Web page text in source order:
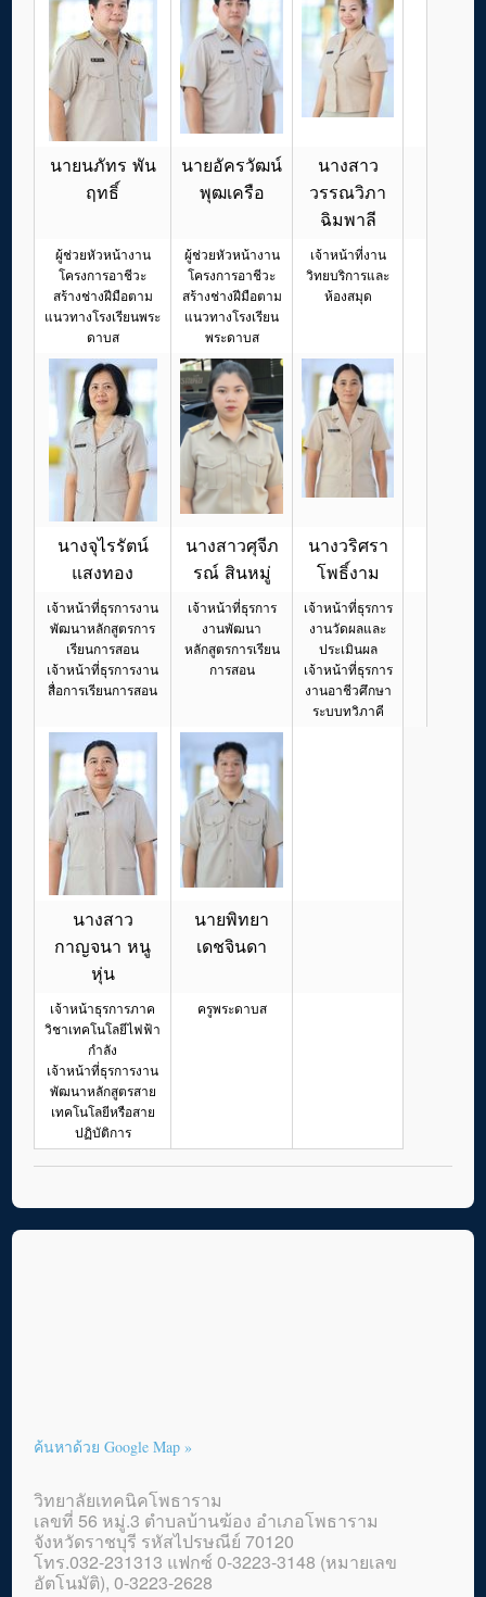
นายนภัทร พัน
ฤทธิ์
นายอัครวัฒน์
พุฒเครือ
นางสาว
วรรณวิภา
ฉิมพาลี
ผู้ช่วยหัวหน้างาน
โครงการอาชีวะ
สร้างช่างฝีมือตาม
แนวทางโรงเรียนพระ
ดาบส
ผู้ช่วยหัวหน้างาน
โครงการอาชีวะ
สร้างช่างฝีมือตาม
แนวทางโรงเรียน
พระดาบส
เจ้าหน้าที่งาน
วิทยบริการและ
ห้องสมุด
นางจุไรรัตน์
แสงทอง
นางสาวศุจีภ
รณ์ สินหมู่
นางวริศรา
โพธิ์งาม
เจ้าหน้าที่ธุรการงาน
พัฒนาหลักสูตรการ
เรียนการสอน
เจ้าหน้าที่ธุรการงาน
สื่อการเรียนการสอน
เจ้าหน้าที่ธุรการ
งานพัฒนา
หลักสูตรการเรียน
การสอน
เจ้าหน้าที่ธุรการ
งานวัดผลและ
ประเมินผล
เจ้าหน้าที่ธุรการ
งานอาชีวศึกษา
ระบบทวิภาคี
นางสาว
กาญจนา หนู
หุ่น
นายพิทยา
เดชจินดา
เจ้าหน้าธุรการภาค
วิชาเทคโนโลยีไฟฟ้า
กำลัง
เจ้าหน้าที่ธุรการงาน
พัฒนาหลักสูตรสาย
เทคโนโลยีหรือสาย
ปฏิบัติการ
ครูพระดาบส
ค้นหาด้วย Google Map »
วิทยาลัยเทคนิคโพธาราม
เลขที่ 56 หมู่.3 ตำบลบ้านฆ้อง อำเภอโพธาราม
จังหวัดราชบุรี รหัสไปรษณีย์ 70120
โทร.032-231313 แฟกซ์ 0-3223-3148 (หมายเลข
อัตโนมัติ), 0-3223-2628